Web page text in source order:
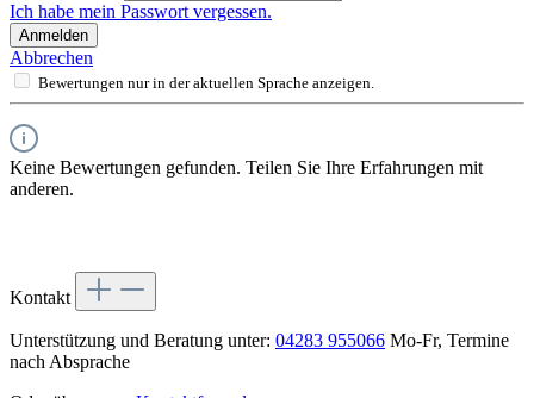
Ich habe mein Passwort vergessen.
Anmelden
Abbrechen
Bewertungen nur in der aktuellen Sprache anzeigen.
Keine Bewertungen gefunden. Teilen Sie Ihre Erfahrungen mit
anderen.
Kontakt
Unterstützung und Beratung unter: 04283 955066 Mo-Fr, Termine
nach Absprache